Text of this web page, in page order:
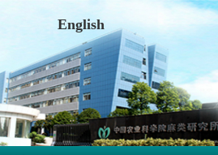
收藏本站
English